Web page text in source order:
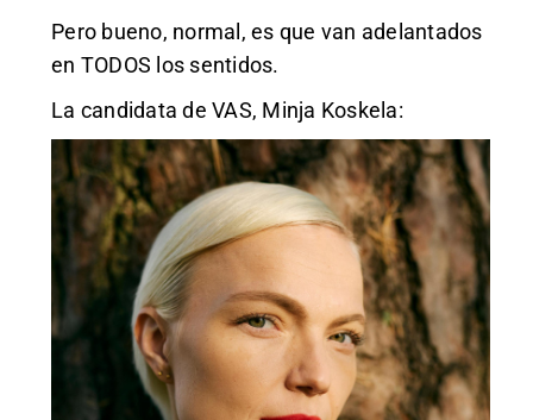
Pero bueno, normal, es que van adelantados
en TODOS los sentidos.
La candidata de VAS, Minja Koskela: